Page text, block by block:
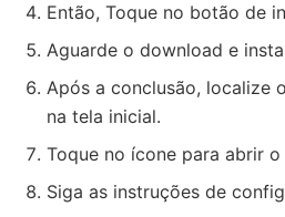
Então, Toque no botão de
Aguarde o download e
Após a conclusão, localize
na tela inicial.
Toque no ícone para abrir
Siga as instruções de